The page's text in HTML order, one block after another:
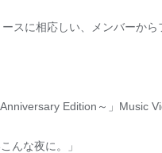
スに相応しい、メンバーから
Edition～」Music
んな夜に。」